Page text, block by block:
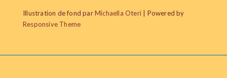
de
page
Illustration de fond parMichaella Oteri
| Powered by
Responsive Theme